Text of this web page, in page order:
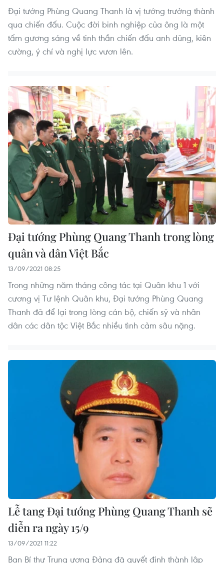
Đại tướng Phùng Quang Thanh là vị tướng trưởng thành
qua chiến đấu. Cuộc đời binh nghiệp của ông là một
tấm gương sáng về tinh thần chiến đấu anh dũng, kiên
cường, ý chí và nghị lực vươn lên.
Đại tướng Phùng Quang Thanh trong lòng
quân và dân Việt Bắc
13/09/2021 08:25
Trong những năm tháng công tác tại Quân khu 1 với
cương vị Tư lệnh Quân khu, Đại tướng Phùng Quang
Thanh đã để lại trong lòng cán bộ, chiến sỹ và nhân
dân các dân tộc Việt Bắc nhiều tình cảm sâu nặng.
Lễ tang Đại tướng Phùng Quang Thanh sẽ
diễn ra ngày 15/9
13/09/2021 11:22
Ban Bí thư Trung ương Đảng đã quyết định thành lập